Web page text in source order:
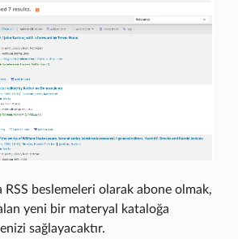
RSS beslemeleri olarak abone olmak,
yeni bir materyal kataloğa
sağlayacaktır.